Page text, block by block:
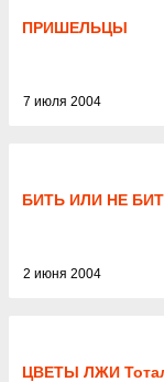
ПРИШЕЛЬЦЫ
7 июля 2004
БИТЬ ИЛИ НЕ
2 июня 2004
ЦВЕТЫ ЛЖИ